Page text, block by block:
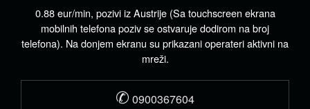
0.88 eur/min, pozivi iz Austrije (Sa touchscreen ekrana
mobilnih telefona poziv se ostvaruje dodirom na broj
telefona). Na donjem ekranu su prikazani operateri aktivni na
mreži.
✆ 0900367604